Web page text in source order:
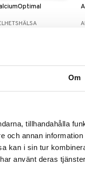
Om
tillhandahålla
och annan information
kan i sin tur
använt deras
& K2